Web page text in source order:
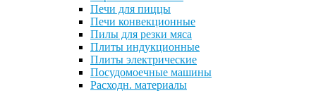
Печи для пиццы
Печи конвекционные
Пилы для резки мяса
Плиты индукционные
Плиты электрические
Посудомоечные машины
Расходн. материалы